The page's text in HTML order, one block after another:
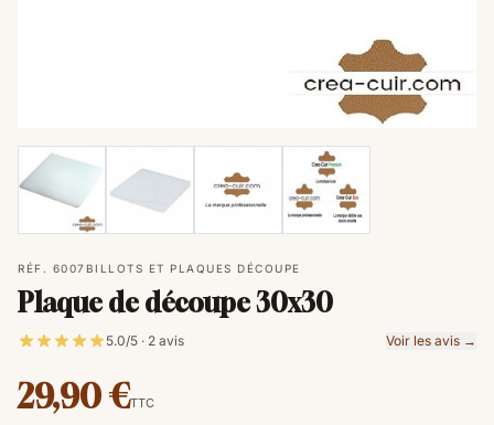
RÉF. 6007 BILLOTS ET PLAQUES DÉCOUPE
Plaque de découpe 30x30
5.0/5 · 2 avis Voir les avis →
29,90 €TTC